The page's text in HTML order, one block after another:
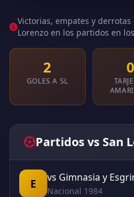
Victorias, empates y
Lorenzo en los partidos en
2
GOLES A SL
0
Partidos vs San
E vs Gimnasia y
Nacional 1984